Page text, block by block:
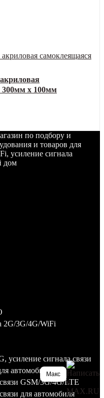
300мм х 100мм
по подбору и
и товаров для
усиление сигнала
дом
2G/3G/4G/WiFi
усиление сигнала связи
автомобиля
GSM/3G/4G/LTE
для автомобиля
Макс